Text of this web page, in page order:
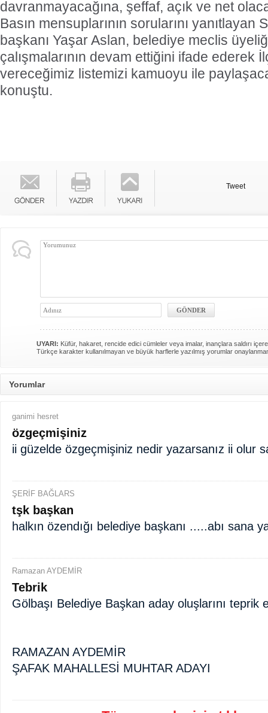
davranmayacağına, şeffaf, açık ve net
Basın mensuplarının sorularını yanıtlayan
başkanı Yaşar Aslan, belediye meclis
çalışmalarının devam ettiğini ifade ederek
vereceğimiz listemizi kamuoyu ile
konuştu.
Tweet
UYARI: Küfür, hakaret, rencide edici cümleler veya imalar, inançlara saldırı
Türkçe karakter kullanılmayan ve büyük harflerle yazılmış yorumlar
Yorumlar
ganimi hesret
özgeçmişiniz
ii güzelde özgeçmişiniz nedir yazarsanız ii olur
ŞERİF BAĞLARS
tşk başkan
halkın özendığı belediye başkanı .....abı sana
Ramazan AYDEMİR
Tebrik
Gölbaşı Belediye Başkan aday oluşlarını teprik
RAMAZAN AYDEMİR
ŞAFAK MAHALLESİ MUHTAR ADAYI